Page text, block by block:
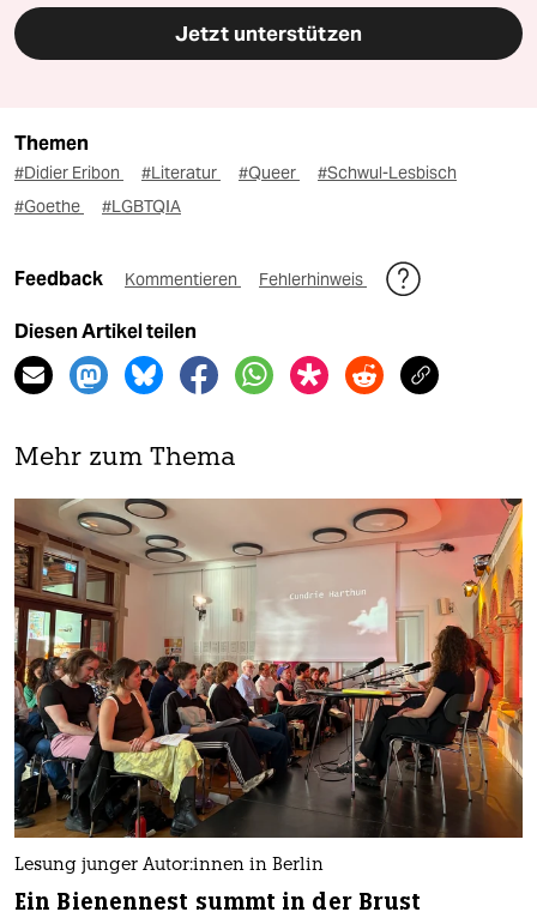
Jetzt unterstützen
Themen
#Didier Eribon #Literatur #Queer
#Schwul-Lesbisch
#Goethe
#LGBTQIA
Feedback Kommentieren Fehlerhinweis
Diesen Artikel teilen
Mehr zum Thema
Lesung junger Au­to­r:in­nen in Berlin
Ein Bienennest summt in der Brust